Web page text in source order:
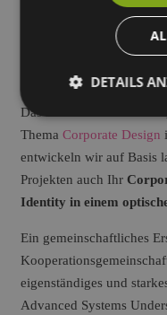
Ganzheitliches Design
Corporate
Das Team von Juniks
Thema Corporate Design
entwickeln wir auf Basis
Projekten auch Ihr
Identity in einem
Ein gemeinschaftliches
eigenständiges und
Advanced Systems
DETAILS